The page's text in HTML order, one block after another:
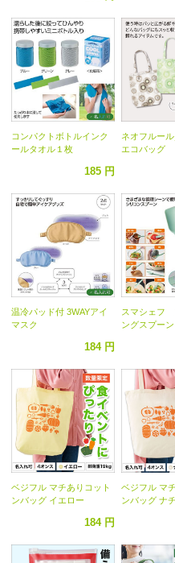
コンパクトボトルインク
ールタオル１枚
185 円
ネオフルー
エコバッグ
温冷パッド付 3WAYアイ
マスク
184 円
スマシェフ
ングスプーン
ベジフル マチありコット
ンバッグ イエロー
184 円
ベジフル マ
ンバッグ ナ